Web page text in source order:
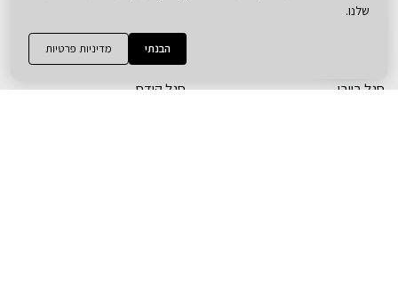
שלנו.
הבנתי מדיניות פרטיות
מדיניות פרטיות
המגזין
צור קשר
סגל בייבי
סגל קידס